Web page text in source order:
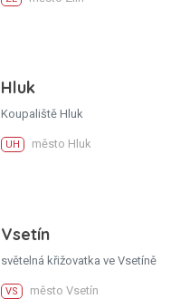
Hluk
Koupaliště Hluk
UH město Hluk
Vsetín
světelná křižovatka ve Vsetíně
VS město Vsetín